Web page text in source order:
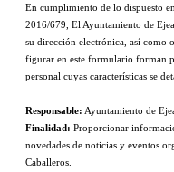
En cumplimiento de lo dispuesto
2016/679, El Ayuntamiento de
su dirección electrónica, así como
figurar en este formulario forman
personal cuyas características se
Responsable: Ayuntamiento de
Finalidad: Proporcionar
novedades de noticias y eventos
Caballeros.